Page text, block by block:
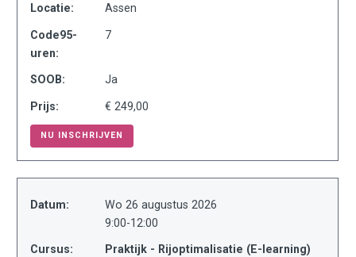
Locatie: Assen
Code95-
uren:
7
SOOB: Ja
Prijs: € 249,00
NU INSCHRIJVEN
Datum:
Wo 26 augustus 2026
9:00-12:00
Cursus: Praktijk - Rijoptimalisatie (E-learning)